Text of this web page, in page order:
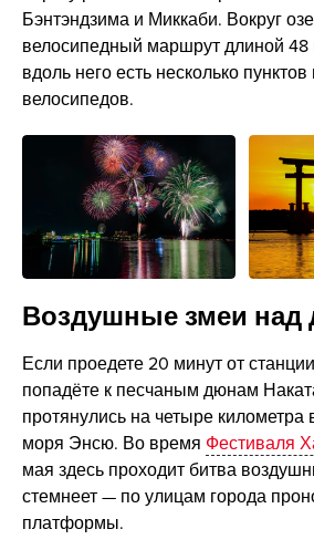
Бэнтэндзима и Миккаби. Вокруг
велосипедный маршрут длиной
вдоль него есть несколько пунктов
велосипедов.
Воздушные змеи
Если проедете 20 минут от
попадёте к песчаным дюнам
протянулись на четыре километра
моря Энсю. Во время Фестиваля
мая здесь проходит битва
стемнеет — по улицам города
платформы.